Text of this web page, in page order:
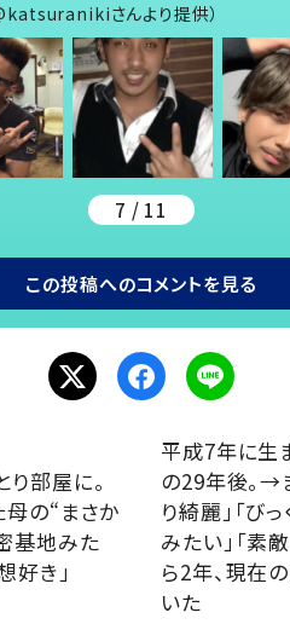
さんより提供）
7 / 11
この投稿へのコメントを見る
部屋に。
の“まさか
基地みた
好き」
平成7年に
の29年後。→
り綺麗」「び
みたい」「素
ら2年、現在
いた